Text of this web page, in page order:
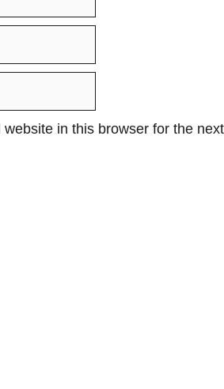
in this browser for the